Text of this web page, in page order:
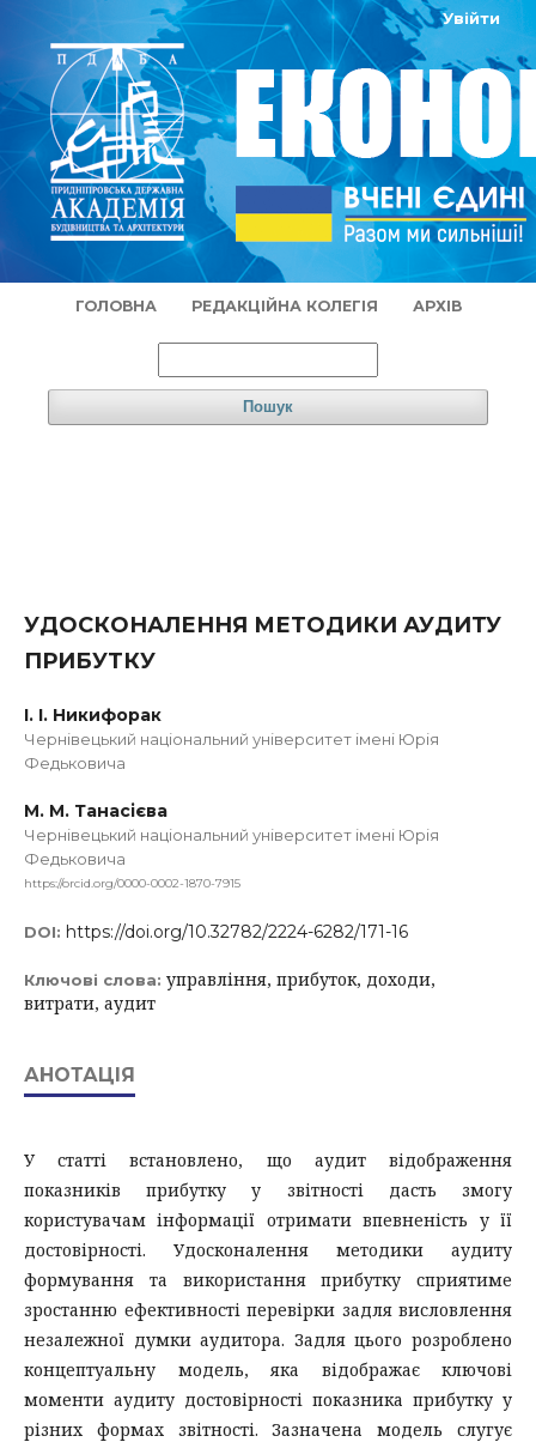
ГОЛОВНА РЕДАКЦІЙНА КОЛЕГІЯ АРХІВ
Пошук
Увійти
УДОСКОНАЛЕННЯ МЕТОДИКИ АУДИТУ
ПРИБУТКУ
І. І. Никифорак
Чернівецький національний університет імені Юрія
Федьковича
М. М. Танасієва
Чернівецький національний університет імені Юрія
Федьковича
https://orcid.org/0000-0002-1870-7915
DOI: https://doi.org/10.32782/2224-6282/171-16
Ключові слова: управління, прибуток, доходи,
витрати, аудит
АНОТАЦІЯ
У статті встановлено, що аудит відображення
показників прибутку у звітності дасть змогу
користувачам інформації отримати впевненість у її
достовірності. Удосконалення методики аудиту
формування та використання прибутку сприятиме
зростанню ефективності перевірки задля висловлення
незалежної думки аудитора. Задля цього розроблено
концептуальну модель, яка відображає ключові
моменти аудиту достовірності показника прибутку у
різних формах звітності. Зазначена модель слугує